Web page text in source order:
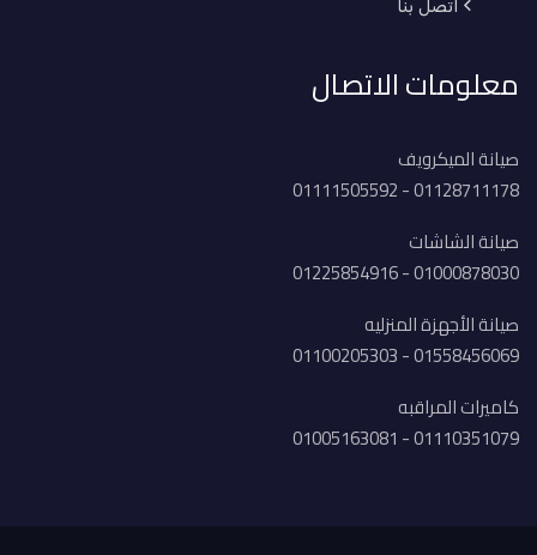
اتصل بنا
معلومات الاتصال
صيانة الميكرويف
01128711178 - 01111505592
صيانة الشاشات
01000878030 - 01225854916
صيانة الأجهزة المنزليه
01558456069 - 01100205303
كاميرات المراقبه
01110351079 - 01005163081